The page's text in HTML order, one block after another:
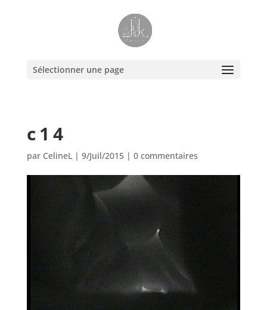
Sélectionner une page
c14
par CelineL| 9/Juil/2015| 0 commentaires